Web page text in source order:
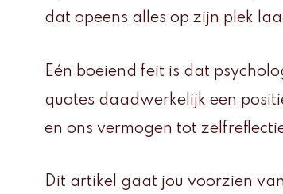
dat opeens alles op zijn plek
Eén boeiend feit is dat
quotes daadwerkelijk een
en ons vermogen tot
Dit artikel gaat jou voorzien